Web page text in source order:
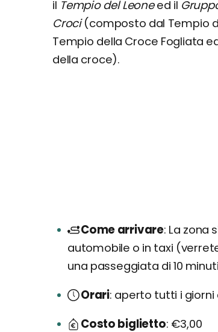
il Tempio del Leoneed il
Croci(composto dal Tempio
Tempio della Croce Fogliata
della croce).
Come arrivare La zona
automobile o in taxi
una passeggiata di 10
Orari aperto tutti i giorni
Costo biglietto €3,00